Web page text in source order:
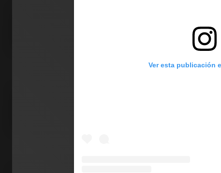
Ver esta publicación